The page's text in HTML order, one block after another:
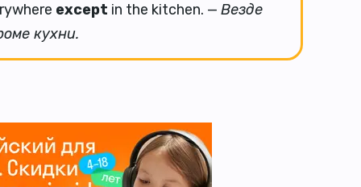
except in the kitchen. — Везде
кухни.